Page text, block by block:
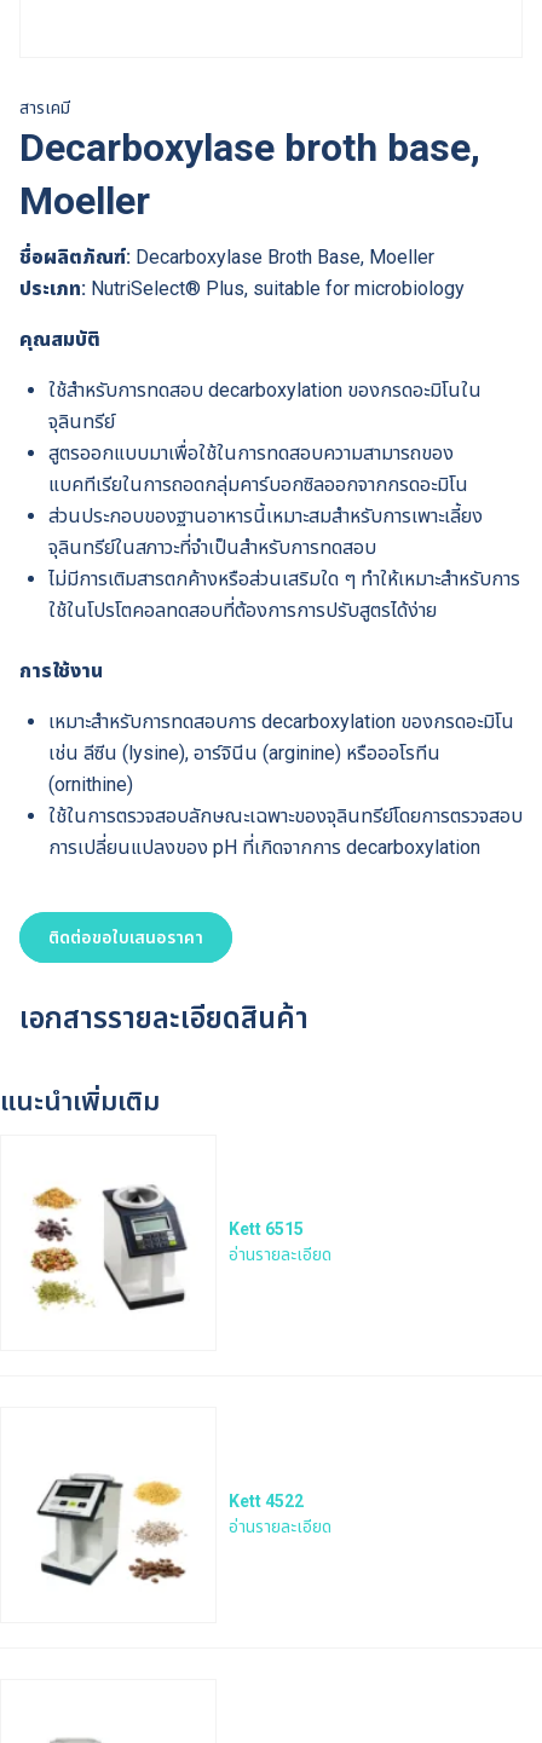
สารเคมี
Decarboxylase broth base,
Moeller
ชื่อผลิตภัณฑ์: Decarboxylase Broth Base, Moeller
ประเภท: NutriSelect® Plus, suitable for microbiology
คุณสมบัติ
ใช้สำหรับการทดสอบ decarboxylation ของกรดอะมิโนใน
จุลินทรีย์
สูตรออกแบบมาเพื่อใช้ในการทดสอบความสามารถของ
แบคทีเรียในการถอดกลุ่มคาร์บอกซิลออกจากกรดอะมิโน
ส่วนประกอบของฐานอาหารนี้เหมาะสมสำหรับการเพาะเลี้ยง
จุลินทรีย์ในสภาวะที่จำเป็นสำหรับการทดสอบ
ไม่มีการเติมสารตกค้างหรือส่วนเสริมใด ๆ ทำให้เหมาะสำหรับการ
ใช้ในโปรโตคอลทดสอบที่ต้องการการปรับสูตรได้ง่าย
การใช้งาน
เหมาะสำหรับการทดสอบการ decarboxylation ของกรดอะมิโน
เช่น ลีซีน (lysine), อาร์จินีน (arginine) หรือออโรทีน
(ornithine)
ใช้ในการตรวจสอบลักษณะเฉพาะของจุลินทรีย์โดยการตรวจสอบ
การเปลี่ยนแปลงของ pH ที่เกิดจากการ decarboxylation
ติดต่อขอใบเสนอราคา
เอกสารรายละเอียดสินค้า
แนะนำเพิ่มเติม
Kett 6515
อ่านรายละเอียด
Kett 4522
อ่านรายละเอียด